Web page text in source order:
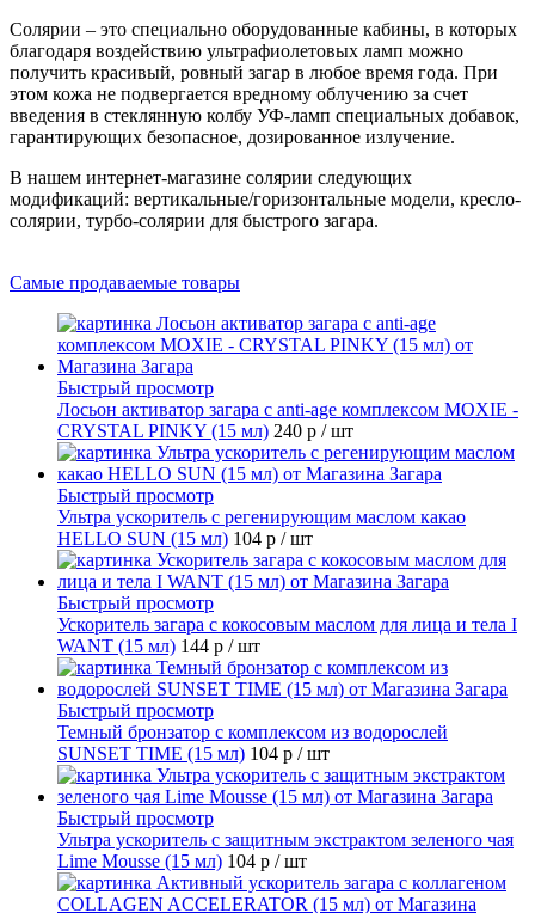
Солярии – это специально оборудованные кабины, в которых
благодаря воздействию ультрафиолетовых ламп можно
получить красивый, ровный загар в любое время года. При
этом кожа не подвергается вредному облучению за счет
введения в стеклянную колбу УФ-ламп специальных добавок,
гарантирующих безопасное, дозированное излучение.
В нашем интернет-магазине солярии следующих
модификаций: вертикальные/горизонтальные модели, кресло-
солярии, турбо-солярии для быстрого загара.
Самые продаваемые товары
Быстрый просмотр
Лосьон активатор загара с anti-age комплексом MOXIE -
CRYSTAL PINKY (15 мл) 240 р / шт
Быстрый просмотр
Ультра ускоритель с регенирующим маслом какао
HELLO SUN (15 мл) 104 р / шт
Быстрый просмотр
Ускоритель загара с кокосовым маслом для лица и тела I
WANT (15 мл) 144 р / шт
Быстрый просмотр
Темный бронзатор с комплексом из водорослей
SUNSET TIME (15 мл) 104 р / шт
Быстрый просмотр
Ультра ускоритель с защитным экстрактом зеленого чая
Lime Mousse (15 мл) 104 р / шт